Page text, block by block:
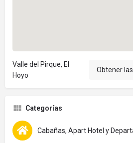
Valle del Pirque, El
Hoyo
Obtener
Categorías
Cabañas, Apart Hotel y